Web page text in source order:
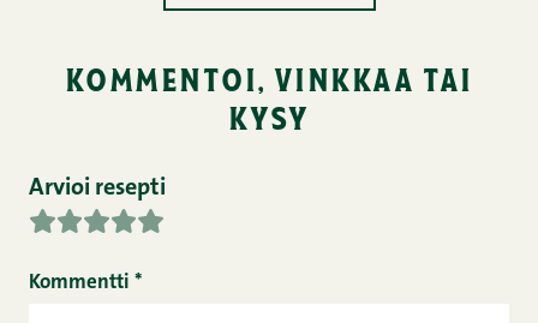
kommentoi, vinkkaa tai
kysy
Arvioi resepti
Kommentti *